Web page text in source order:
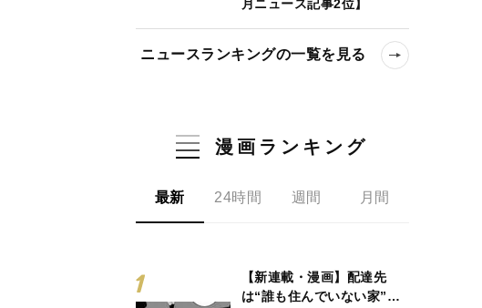
月ニュース記事2位】
ニュースランキングの一覧を見る
漫画ランキング
最新 24時間 週間 月間
【新連載・漫画】配達先
は“誰も住んでいない家”…